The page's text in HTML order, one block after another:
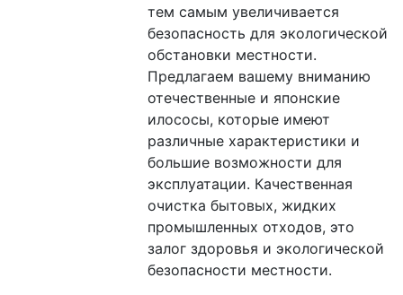
тем самым увеличивается
безопасность для экологической
обстановки местности.
Предлагаем вашему вниманию
отечественные и японские
илососы, которые имеют
различные характеристики и
большие возможности для
эксплуатации. Качественная
очистка бытовых, жидких
промышленных отходов, это
залог здоровья и экологической
безопасности местности.